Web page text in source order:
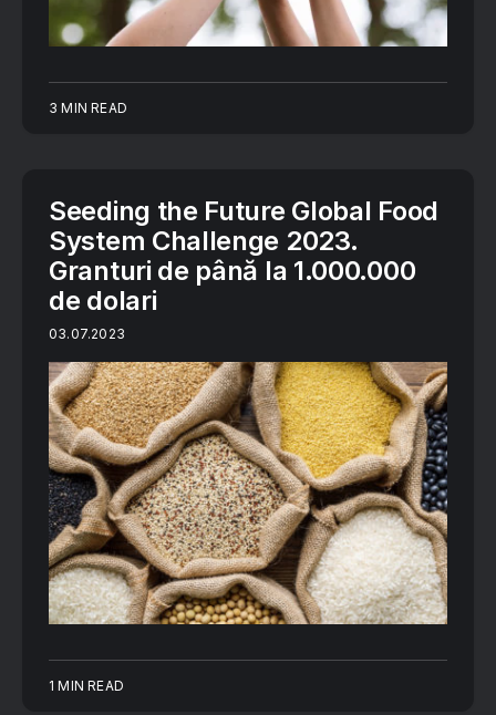
3 MIN READ
Seeding the Future Global Food
System Challenge 2023.
Granturi de până la 1.000.000
de dolari
03.07.2023
1 MIN READ